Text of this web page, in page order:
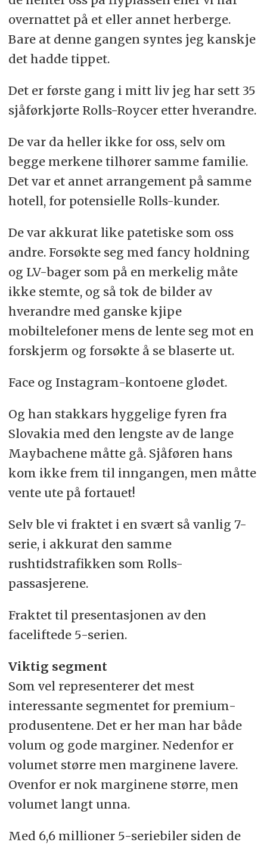
overnattet på et eller annet herberge.
Bare at denne gangen syntes jeg kanskje
det hadde tippet.
Det er første gang i mitt liv jeg har sett 35
sjåførkjørte Rolls-Roycer etter hverandre.
De var da heller ikke for oss, selv om
begge merkene tilhører samme familie.
Det var et annet arrangement på samme
hotell, for potensielle Rolls-kunder.
De var akkurat like patetiske som oss
andre. Forsøkte seg med fancy holdning
og LV-bager som på en merkelig måte
ikke stemte, og så tok de bilder av
hverandre med ganske kjipe
mobiltelefoner mens de lente seg mot en
forskjerm og forsøkte å se blaserte ut.
Face og Instagram-kontoene glødet.
Og han stakkars hyggelige fyren fra
Slovakia med den lengste av de lange
Maybachene måtte gå. Sjåføren hans
kom ikke frem til inngangen, men måtte
vente ute på fortauet!
Selv ble vi fraktet i en svært så vanlig 7-
serie, i akkurat den samme
rushtidstrafikken som Rolls-
passasjerene.
Fraktet til presentasjonen av den
faceliftede 5-serien.
Viktig segment
Som vel representerer det mest
interessante segmentet for premium-
produsentene. Det er her man har både
volum og gode marginer. Nedenfor er
volumet større men marginene lavere.
Ovenfor er nok marginene større, men
volumet langt unna.
Med 6,6 millioner 5-seriebiler siden de